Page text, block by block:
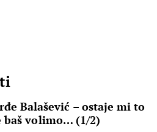
Balašević – ostaje mi to
baš volimo… (1/2)